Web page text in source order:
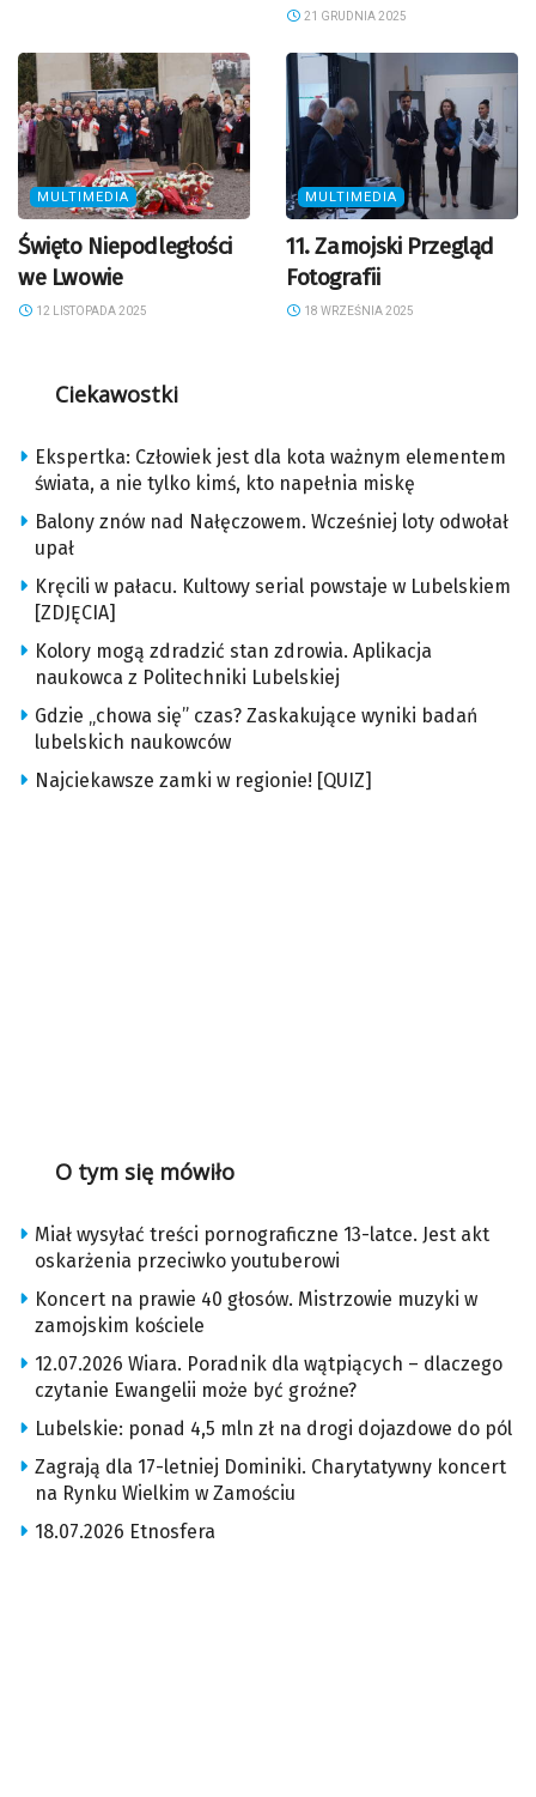
21 GRUDNIA 2025
MULTIMEDIA
Święto Niepodległości
we Lwowie
12 LISTOPADA 2025
MULTIMEDIA
11. Zamojski Przegląd
Fotografii
18 WRZEŚNIA 2025
Ciekawostki
Ekspertka: Człowiek jest dla kota ważnym elementem
świata, a nie tylko kimś, kto napełnia miskę
Balony znów nad Nałęczowem. Wcześniej loty odwołał
upał
Kręcili w pałacu. Kultowy serial powstaje w Lubelskiem
[ZDJĘCIA]
Kolory mogą zdradzić stan zdrowia. Aplikacja
naukowca z Politechniki Lubelskiej
Gdzie „chowa się” czas? Zaskakujące wyniki badań
lubelskich naukowców
Najciekawsze zamki w regionie! [QUIZ]
O tym się mówiło
Miał wysyłać treści pornograficzne 13-latce. Jest akt
oskarżenia przeciwko youtuberowi
Koncert na prawie 40 głosów. Mistrzowie muzyki w
zamojskim kościele
12.07.2026 Wiara. Poradnik dla wątpiących – dlaczego
czytanie Ewangelii może być groźne?
Lubelskie: ponad 4,5 mln zł na drogi dojazdowe do pól
Zagrają dla 17-letniej Dominiki. Charytatywny koncert
na Rynku Wielkim w Zamościu
18.07.2026 Etnosfera